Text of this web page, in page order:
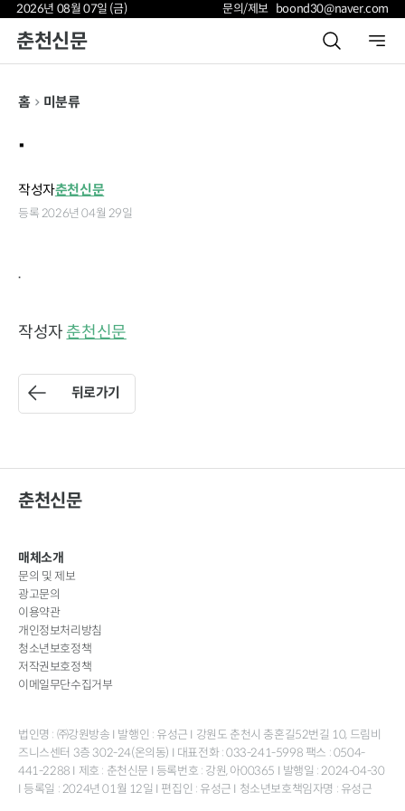
2026년 08월 07일 (금) 문의/제보 boond30@naver.com
춘천신문
홈 미분류
.
작성자춘천신문
등록 2026년 04월 29일
.
작성자 춘천신문
뒤로가기
춘천신문
매체소개
문의 및 제보
광고문의
이용약관
개인정보처리방침
청소년보호정책
저작권보호정책
이메일무단수집거부
법인명 : ㈜강원방송 I 발행인 : 유성근 I 강원도 춘천시 충혼길52번길 10, 드림비
즈니스센터 3층 302-24(온의동) I 대표전화 : 033-241-5998 팩스 : 0504-
441-2288 I 제호 : 춘천신문 I 등록번호 : 강원, 아00365 I 발행일 : 2024-04-30
I 등록일 : 2024년 01월 12일 I 편집인 : 유성근 I 청소년보호책임자명 : 유성근